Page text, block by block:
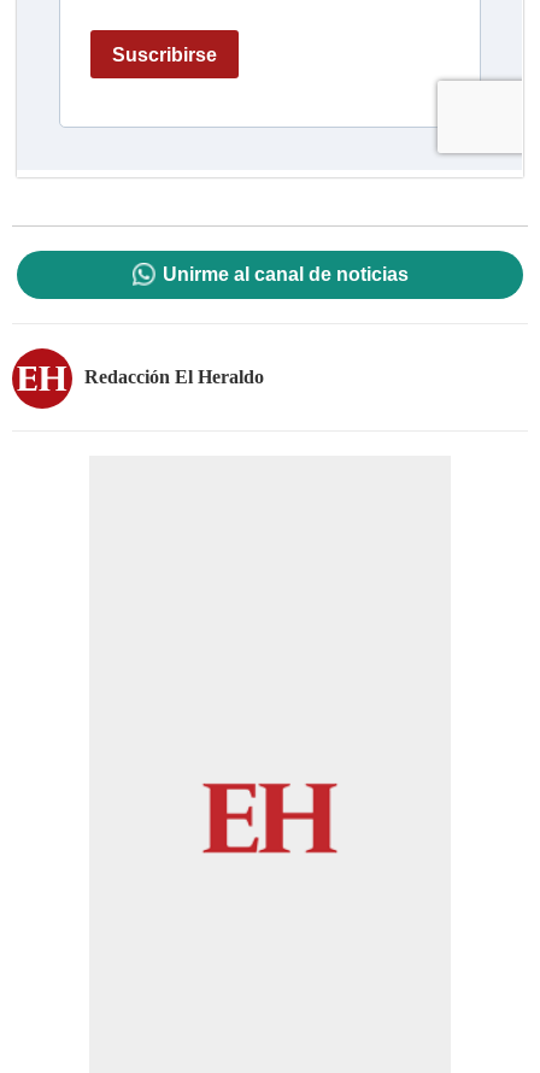
Unirme al canal de noticias
Redacción El Heraldo